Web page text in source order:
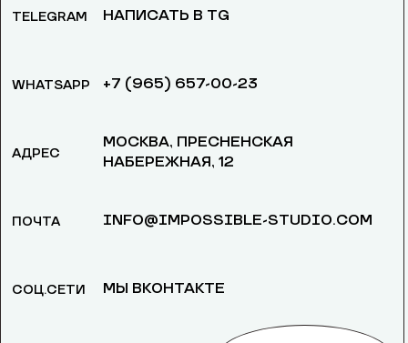
TELEGRAM
WHATSAPP
АДРЕС
ПОЧТА
СОЦ.СЕТИ
НАПИСАТЬ В TG
+7 (965) 657-00-23
МОСКВА, ​ПРЕСНЕНСКАЯ
НАБЕРЕЖНАЯ, 12
INFO@IMPOSSIBLE-STUDIO.COM
МЫ ВКОНТАКТЕ